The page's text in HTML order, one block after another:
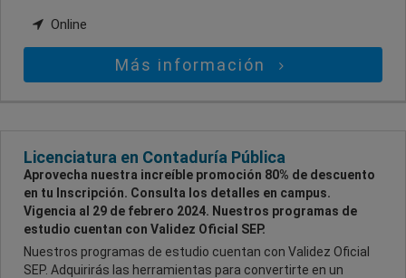
Online
Más información
Licenciatura en Contaduría Pública
Aprovecha nuestra increíble promoción 80% de descuento
en tu Inscripción. Consulta los detalles en campus.
Vigencia al 29 de febrero 2024. Nuestros programas de
estudio cuentan con Validez Oficial SEP.
Nuestros programas de estudio cuentan con Validez Oficial
SEP. Adquirirás las herramientas para convertirte en un